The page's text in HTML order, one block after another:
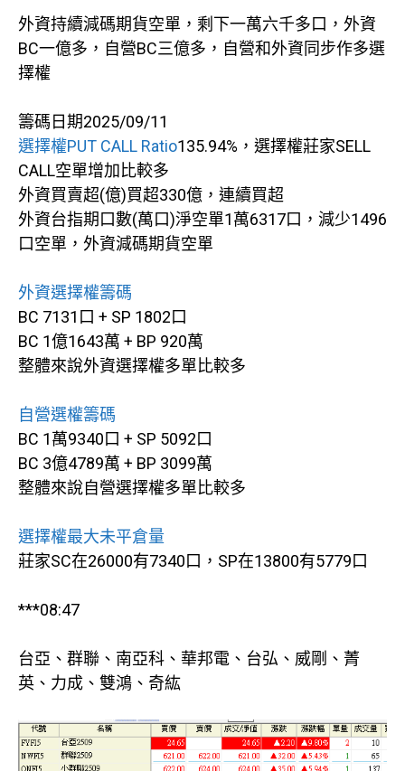
外資持續減碼期貨空單，剩下一萬六千多口，外資
BC一億多，自營BC三億多，自營和外資同步作多選
擇權
籌碼日期2025/09/11
選擇權PUT CALL Ratio135.94%，選擇權莊家SELL
CALL空單增加比較多
外資買賣超(億)買超330億，連續買超
外資台指期口數(萬口)淨空單1萬6317口，減少1496
口空單，外資減碼期貨空單
外資選擇權籌碼
BC 7131口 + SP 1802口
BC 1億1643萬 + BP 920萬
整體來說外資選擇權多單比較多
自營選權籌碼
BC 1萬9340口 + SP 5092口
BC 3億4789萬 + BP 3099萬
整體來說自營選擇權多單比較多
選擇權最大未平倉量
莊家SC在26000有7340口，SP在13800有5779口
***08:47
台亞、群聯、南亞科、華邦電、台弘、威剛、菁
英、力成、雙鴻、奇紘